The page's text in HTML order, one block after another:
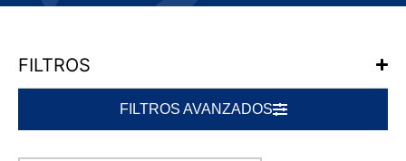
FILTROS
FILTROS AVANZADOS